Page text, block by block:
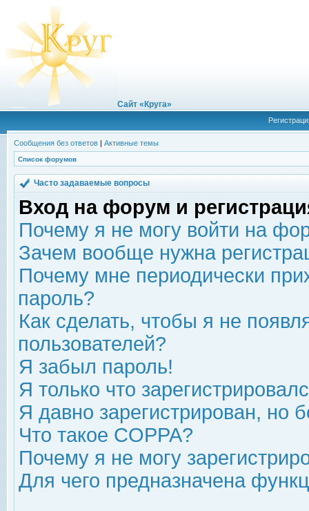
Сайт «Круга»
Сообщения без ответов | Активные темы
Список форумов
Часто задаваемые вопросы
Вход на форум и
Почему я не могу войти на
Зачем вообще нужна
Почему мне периодически
пароль?
Как сделать, чтобы я не
пользователей?
Я забыл пароль!
Я только что
Я давно зарегистрирован, но
Что такое COPPA?
Почему я не могу
Для чего предназначена